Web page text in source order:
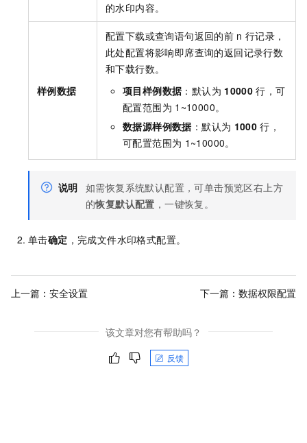
的水印内容。
样例数据
配置下载或查询语句返回的前 n 行记录，
此处配置将影响即席查询的返回记录行数
和下载行数。
项目样例数据：默认为 10000 行，可
配置范围为 1~10000。
数据源样例数据：默认为 1000 行，
可配置范围为 1~10000。
说明 如需恢复系统默认配置，可单击预览区右上方
的恢复默认配置 ，一键恢复。
单击确定 ，完成文件水印格式配置。
上一篇： 安全设置 下一篇： 数据权限配置
该文章对您有帮助吗？
反馈